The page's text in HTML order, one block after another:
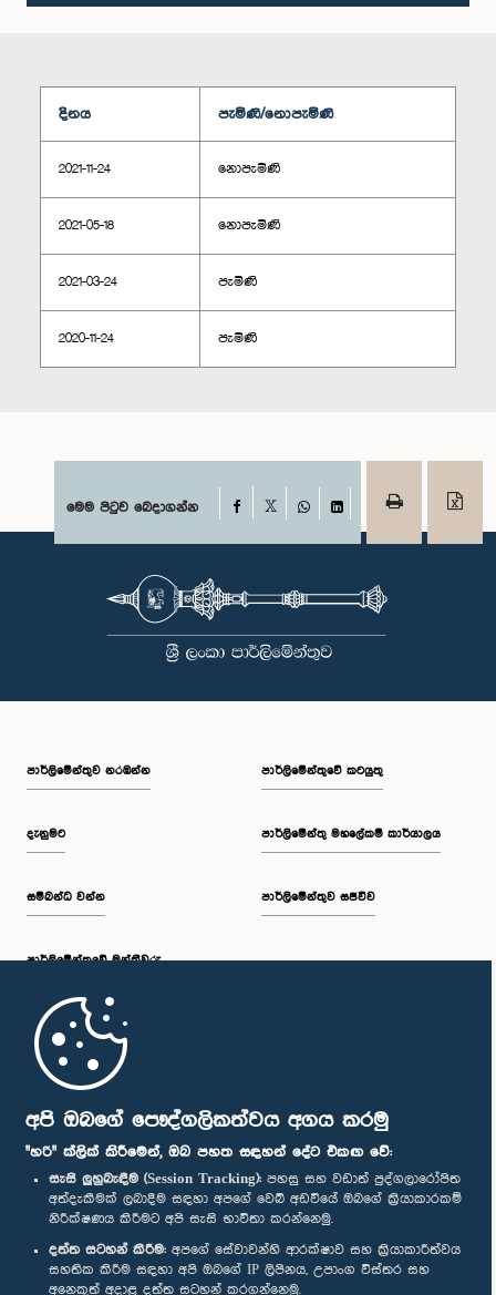
අපි ඔබගේ පෞද්ගලිකත්වය අගය කරමු
"හරි" ක්ලික් කිරීමෙන්, ඔබ පහත සඳහන් දේට එකඟ වේ:
සැසි ලුහුබැඳීම (Session Tracking): පහසු සහ වඩාත් පුද්ගලාරෝපිත
අත්දැකීමක් ලබාදීම සඳහා අපගේ වෙබ් අඩවියේ ඔබගේ ක්‍රියාකාරකම්
නිරීක්ෂණය කිරීමට අපි සැසි භාවිතා කරන්නෙමු.
දත්ත සටහන් කිරීම: අපගේ සේවාවන්හි ආරක්ෂාව සහ ක්‍රියාකාරීත්වය
සහතික කිරීම සඳහා අපි ඔබගේ IP ලිපිනය, උපාංග විස්තර සහ
අනෙකුත් අදාළ දත්ත සටහන් කරගන්නෙමු.
දිනය පැමිණි/නොපැමිණි
2021-11-24 නොපැමිණි
2021-05-18 නොපැමිණි
2021-03-24 පැමිණි
2020-11-24 පැමිණි
මෙම පිටුව බෙදාගන්න Facebook
WhatsAppLinkedIn
පාර්ලි‌මේන්තුව නරඹන්න
දැනුමට
සම්බන්ධ වන්න
පාර්ලි‌මේන්තුවේ මන්ත්‍රීවරු
මුල් පිටුව
පාර්ලිමේන්තුවේ කටයුතු
පාර්ලිමේන්තු මහලේකම් කාර්යාලය
පාර්ලිමේන්තුව සජීවීව
පාර්ලිමේන්තු ජංගම යෙදුම
අප හා සම්බන්ධ වී සිටින්න :